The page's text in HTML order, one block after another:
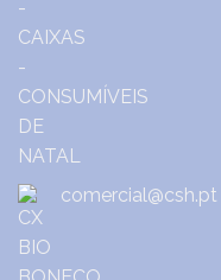
comercial@csh.pt